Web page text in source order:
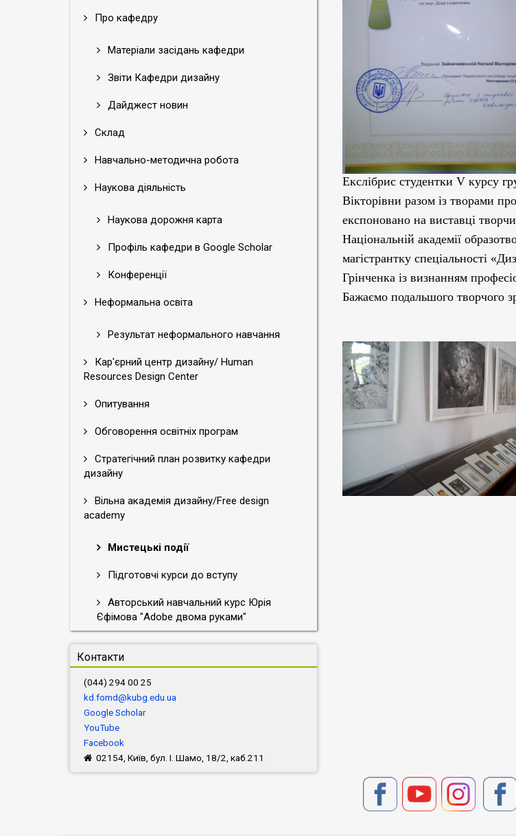
Про кафедру
Матеріали засідань кафедри
Звіти Кафедри дизайну
Дайджест новин
Склад
Навчально-методична робота
Наукова діяльність
Наукова дорожня карта
Профіль кафедри в Google Scholar
Конференції
Неформальна освіта
Результат неформального навчання
Кар'єрний центр дизайну/ Human
Resources Design Center
Опитування
Обговорення освітніх програм
Стратегічний план розвитку кафедри
дизайну
Вільна академія дизайну/Free design
academy
Мистецькі події
Підготовчі курси до вступу
Авторський навчальний курс Юрія
Єфімова "Adobe двома руками"
Контакти
(044) 294 00 25
kd.fomd@kubg.edu.ua
Google Scholar
YouTube
Facebook
02154, Київ, бул. І. Шамо, 18/2, каб.211
Екслібрис студентки V курсу
Вікторівни разом із творами
експоновано на виставці
Національній академії
магістрантку спеціальності
Грінченка із визнанням
Бажаємо подальшого творчого